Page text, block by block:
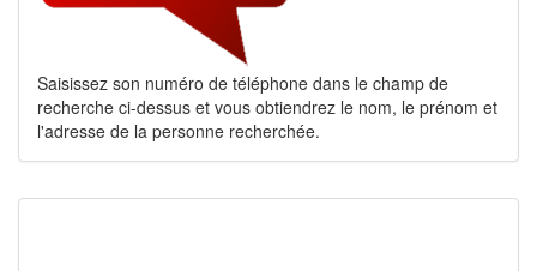
Saisissez son numéro de téléphone dans le champ de
recherche ci-dessus et vous obtiendrez le nom, le prénom et
l'adresse de la personne recherchée.